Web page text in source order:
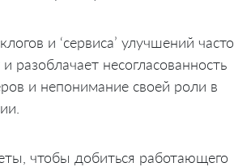
и ‘сервиса’ улучшений часто
разоблачает несогласованность
и непонимание своей роли в
чтобы добиться работающего